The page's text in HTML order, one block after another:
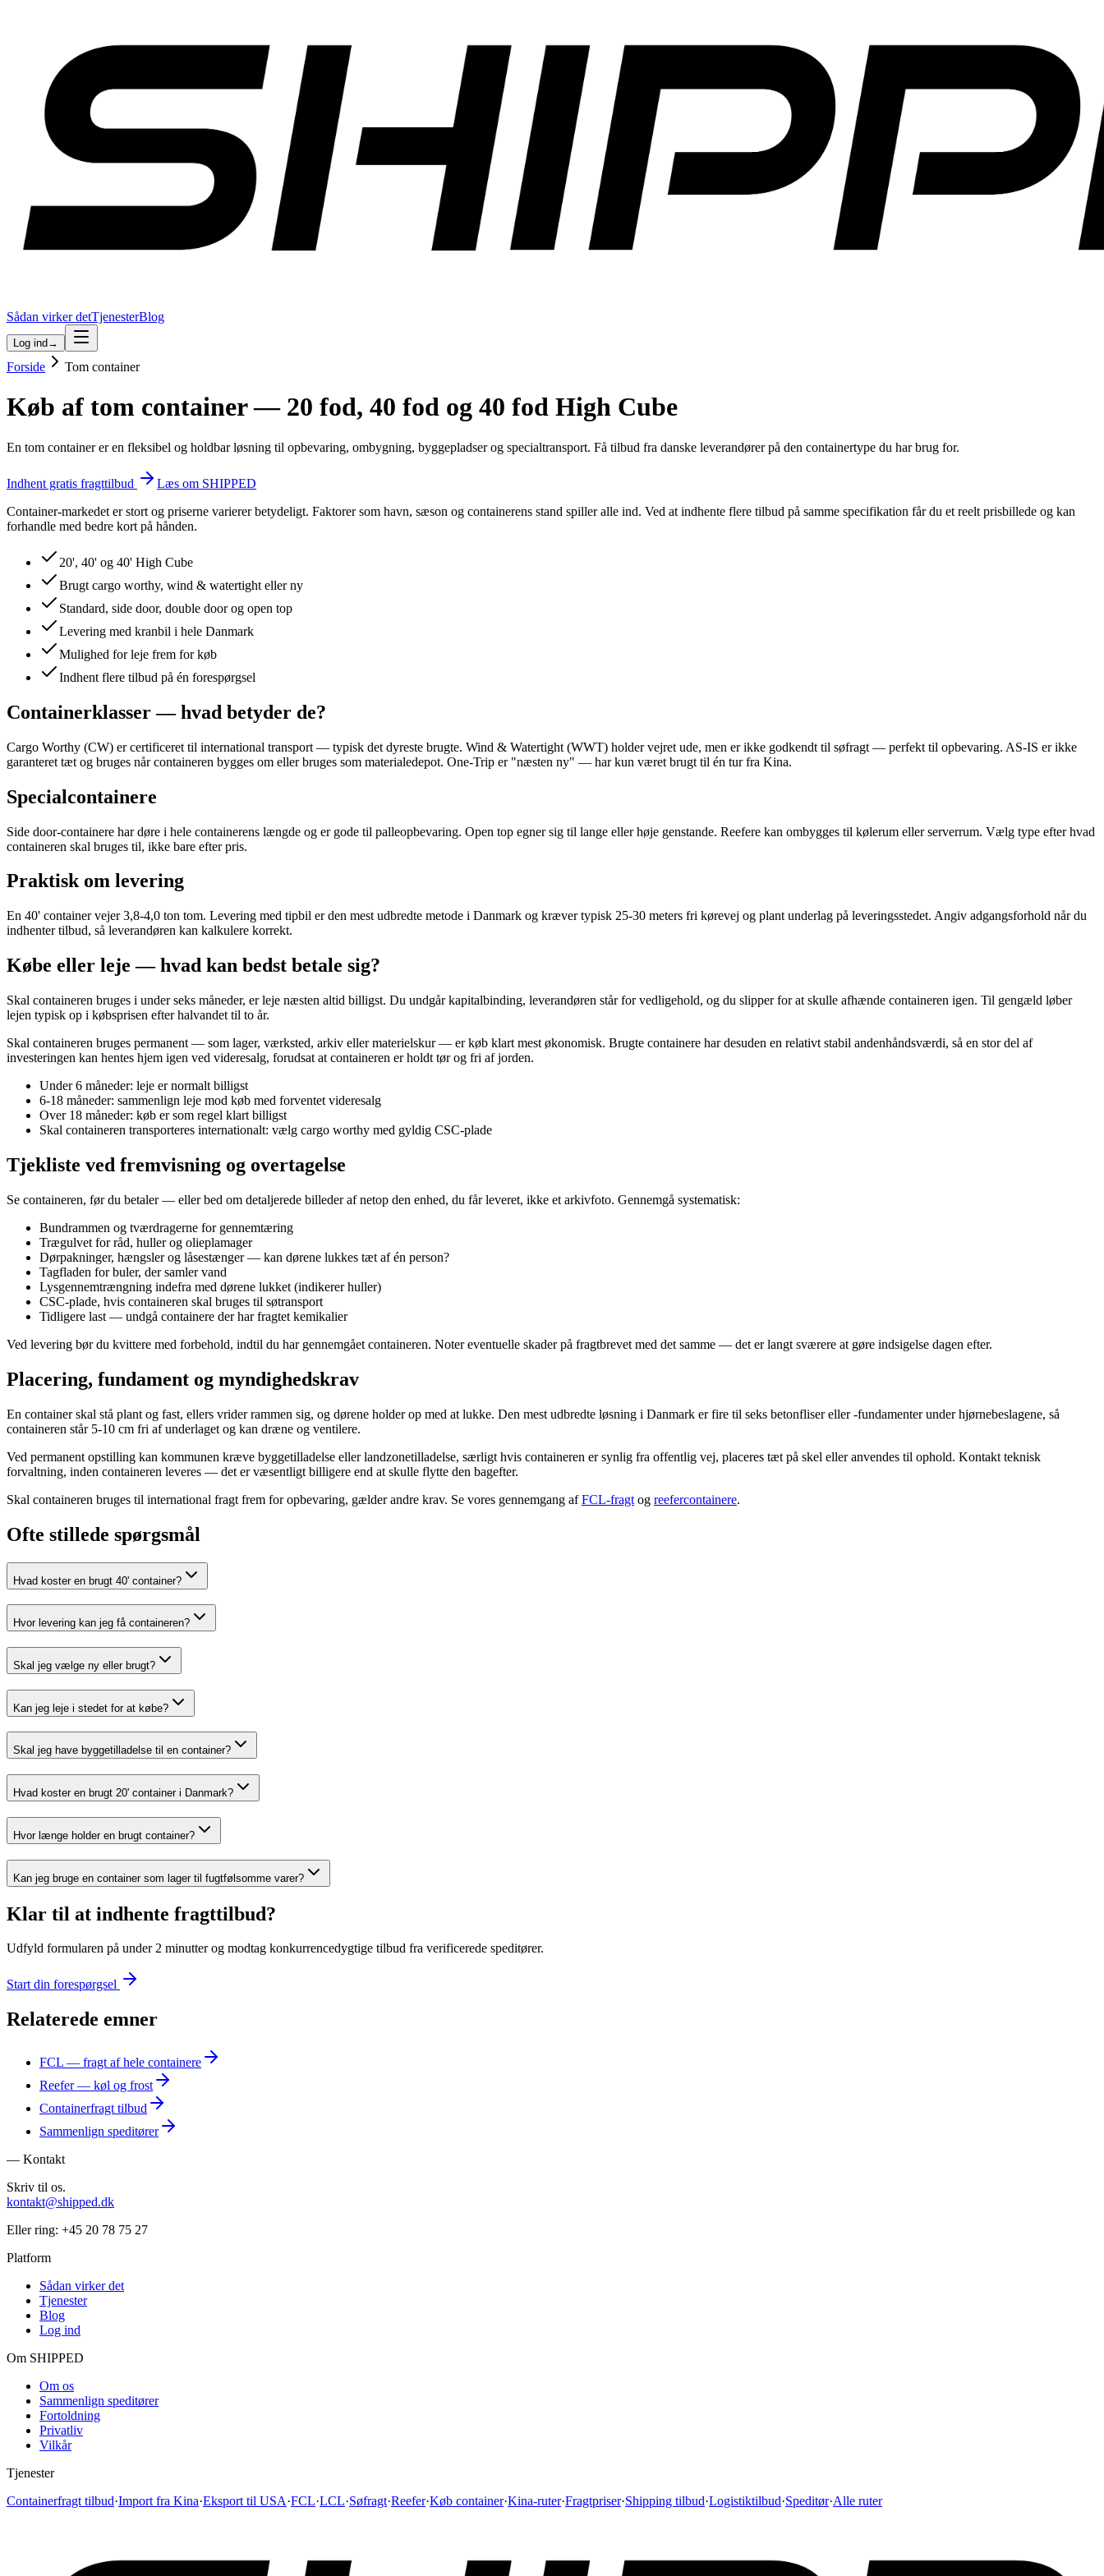
Sådan virker detTjenesterBlog
Log ind →
Forside Tom container
Køb af tom container — 20 fod, 40 fod og 40 fod High Cube
En tom container er en fleksibel og holdbar løsning til opbevaring, ombygning, byggepladser og specialtransport. Få tilbud fra danske leverandører på den containertype du har brug for.
Indhent gratis fragttilbud
Læs om SHIPPED
Container-markedet er stort og priserne varierer betydeligt. Faktorer som havn, sæson og containerens stand spiller alle ind. Ved at indhente flere tilbud på samme specifikation får du et reelt prisbillede og kan
forhandle med bedre kort på hånden.
20', 40' og 40' High Cube
Brugt cargo worthy, wind & watertight eller ny
Standard, side door, double door og open top
Levering med kranbil i hele Danmark
Mulighed for leje frem for køb
Indhent flere tilbud på én forespørgsel
Containerklasser — hvad betyder de?
Cargo Worthy (CW) er certificeret til international transport — typisk det dyreste brugte. Wind & Watertight (WWT) holder vejret ude, men er ikke godkendt til søfragt — perfekt til opbevaring. AS-IS er ikke
garanteret tæt og bruges når containeren bygges om eller bruges som materialedepot. One-Trip er "næsten ny" — har kun været brugt til én tur fra Kina.
Specialcontainere
Side door-containere har døre i hele containerens længde og er gode til palleopbevaring. Open top egner sig til lange eller høje genstande. Reefere kan ombygges til kølerum eller serverrum. Vælg type efter hvad
containeren skal bruges til, ikke bare efter pris.
Praktisk om levering
En 40' container vejer 3,8-4,0 ton tom. Levering med tipbil er den mest udbredte metode i Danmark og kræver typisk 25-30 meters fri kørevej og plant underlag på leveringsstedet. Angiv adgangsforhold når du
indhenter tilbud, så leverandøren kan kalkulere korrekt.
Købe eller leje — hvad kan bedst betale sig?
Skal containeren bruges i under seks måneder, er leje næsten altid billigst. Du undgår kapitalbinding, leverandøren står for vedligehold, og du slipper for at skulle afhænde containeren igen. Til gengæld løber
lejen typisk op i købsprisen efter halvandet til to år.
Skal containeren bruges permanent — som lager, værksted, arkiv eller materielskur — er køb klart mest økonomisk. Brugte containere har desuden en relativt stabil andenhåndsværdi, så en stor del af
investeringen kan hentes hjem igen ved videresalg, forudsat at containeren er holdt tør og fri af jorden.
Under 6 måneder: leje er normalt billigst
6-18 måneder: sammenlign leje mod køb med forventet videresalg
Over 18 måneder: køb er som regel klart billigst
Skal containeren transporteres internationalt: vælg cargo worthy med gyldig CSC-plade
Tjekliste ved fremvisning og overtagelse
Se containeren, før du betaler — eller bed om detaljerede billeder af netop den enhed, du får leveret, ikke et arkivfoto. Gennemgå systematisk:
Bundrammen og tværdragerne for gennemtæring
Trægulvet for råd, huller og olieplamager
Dørpakninger, hængsler og låsestænger — kan dørene lukkes tæt af én person?
Tagfladen for buler, der samler vand
Lysgennemtrængning indefra med dørene lukket (indikerer huller)
CSC-plade, hvis containeren skal bruges til søtransport
Tidligere last — undgå containere der har fragtet kemikalier
Ved levering bør du kvittere med forbehold, indtil du har gennemgået containeren. Noter eventuelle skader på fragtbrevet med det samme — det er langt sværere at gøre indsigelse dagen efter.
Placering, fundament og myndighedskrav
En container skal stå plant og fast, ellers vrider rammen sig, og dørene holder op med at lukke. Den mest udbredte løsning i Danmark er fire til seks betonfliser eller -fundamenter under hjørnebeslagene, så
containeren står 5-10 cm fri af underlaget og kan dræne og ventilere.
Ved permanent opstilling kan kommunen kræve byggetilladelse eller landzonetilladelse, særligt hvis containeren er synlig fra offentlig vej, placeres tæt på skel eller anvendes til ophold. Kontakt teknisk
forvaltning, inden containeren leveres — det er væsentligt billigere end at skulle flytte den bagefter.
Skal containeren bruges til international fragt frem for opbevaring, gælder andre krav. Se vores gennemgang af FCL-fragt og reefercontainere.
Ofte stillede spørgsmål
Hvad koster en brugt 40' container?
Hvor levering kan jeg få containeren?
Skal jeg vælge ny eller brugt?
Kan jeg leje i stedet for at købe?
Skal jeg have byggetilladelse til en container?
Hvad koster en brugt 20' container i Danmark?
Hvor længe holder en brugt container?
Kan jeg bruge en container som lager til fugtfølsomme varer?
Klar til at indhente fragttilbud?
Udfyld formularen på under 2 minutter og modtag konkurrencedygtige tilbud fra verificerede speditører.
Start din forespørgsel
Relaterede emner
FCL — fragt af hele containere
Reefer — køl og frost
Containerfragt tilbud
Sammenlign speditører
— Kontakt
Skriv til os.
kontakt@shipped.dk
Eller ring: +45 20 78 75 27
Platform
Sådan virker det
Tjenester
Blog
Log ind
Om SHIPPED
Om os
Sammenlign speditører
Fortoldning
Privatliv
Vilkår
Tjenester
Containerfragt tilbud·Import fra Kina·Eksport til USA·FCL·LCL·Søfragt·Reefer·Køb container·Kina-ruter·Fragtpriser·Shipping tilbud·Logistiktilbud·Speditør·Alle ruter